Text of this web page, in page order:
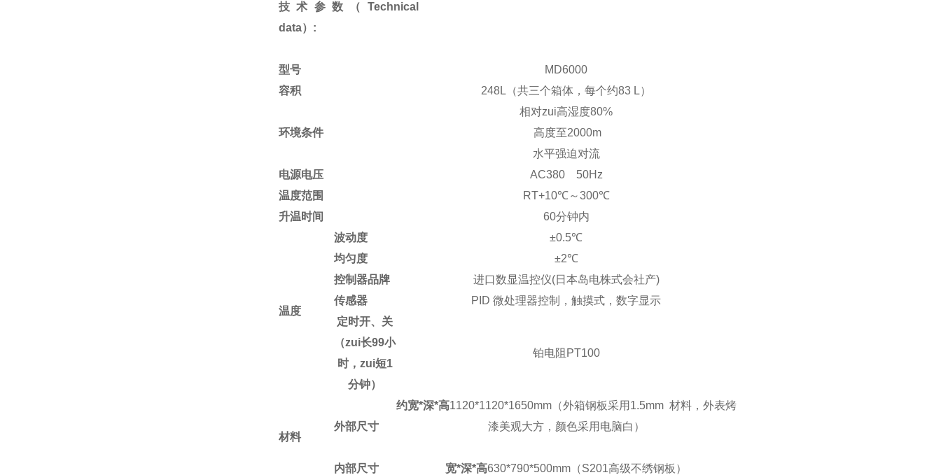
技术参数（Technical
data）:
型号
MD6000
容积
248L（共三个箱体，每个约83 L）
环境条件
相对zui高湿度80%
高度至2000m
水平强迫对流
电源电压
AC380 50Hz
温度范围
RT+10℃～300℃
升温时间
60分钟内
温度
波动度
±0.5℃
均匀度
±2℃
控制器品牌
进口数显温控仪(日本岛电株式会社产)
传感器
PID 微处理器控制，触摸式，数字显示
定时开、关
（zui长99小
时，zui短1
分钟）
铂电阻PT100
材料
外部尺寸
约宽*深*高1120*1120*1650mm（外箱钢板采用1.5mm 材料，外表烤
漆美观大方，颜色采用电脑白）
内部尺寸 宽*深*高630*790*500mm（S201高级不绣钢板）